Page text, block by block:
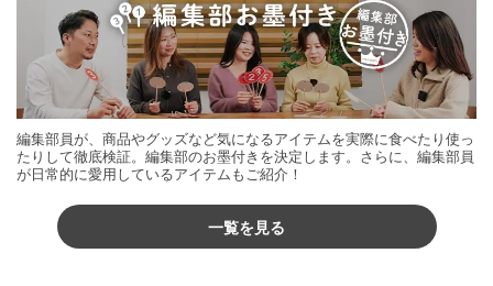
編集部員が、商品やグッズなど気になるアイテムを実際に食べたり使っ
たりして徹底検証。編集部のお墨付きを決定します。さらに、編集部員
が日常的に愛用しているアイテムもご紹介！
一覧を見る